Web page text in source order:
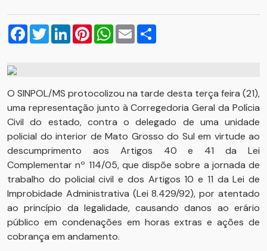
Facebook
TwitterLinkedInPinterestWhatsApp
Email
O SINPOL/MS protocolizou na tarde desta terça feira (21),
uma representação junto à Corregedoria Geral da Polícia
Civil do estado, contra o delegado de uma unidade
policial do interior de Mato Grosso do Sul em virtude ao
descumprimento aos Artigos 40 e 41 da Lei
Complementar nº 114/05, que dispõe sobre a jornada de
trabalho do policial civil e dos Artigos 10 e 11 da Lei de
Improbidade Administrativa (Lei 8.429/92), por atentado
ao princípio da legalidade, causando danos ao erário
público em condenações em horas extras e ações de
cobrança em andamento.